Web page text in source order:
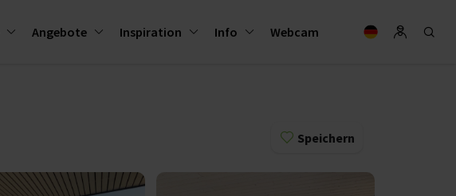
Angebote Inspiration Info Webcam
Speichern